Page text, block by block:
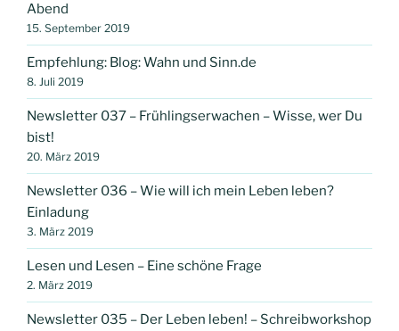
Abend
15. September 2019
Empfehlung: Blog: Wahn und Sinn.de
8. Juli 2019
Newsletter 037 – Frühlingserwachen – Wisse, wer Du
bist!
20. März 2019
Newsletter 036 – Wie will ich mein Leben leben?
Einladung
3. März 2019
Lesen und Lesen – Eine schöne Frage
2. März 2019
Newsletter 035 – Der Leben leben! – Schreibworkshop